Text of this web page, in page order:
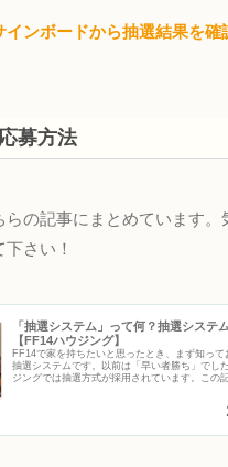
インボードから抽選結果を確
募方法
らの記事にまとめています。
さい！
「抽選システム」って何？抽選システ
【FF14ハウジング】
FF14で家を持ちたいと思ったとき、まず知って
抽選システムです。以前は「早い者勝ち」でし
ジングでは抽選方式が採用されています。この